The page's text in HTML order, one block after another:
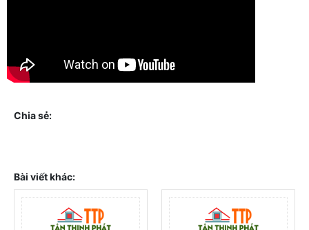
Chia sẻ:
Bài viết khác: